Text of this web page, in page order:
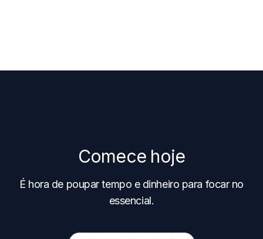
Comece hoje
É hora de poupar tempo e dinheiro para focar no
essencial.